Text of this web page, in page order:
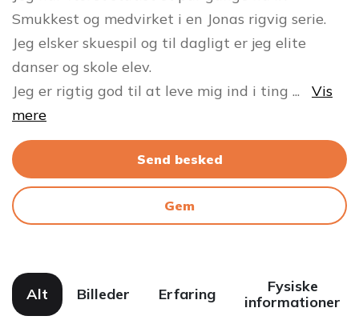
Smukkest og medvirket i en Jonas rigvig serie.
Jeg elsker skuespil og til dagligt er jeg elite
danser og skole elev.
Jeg er rigtig god til at leve mig ind i ting ...
Vis
mere
Send besked
Gem
Alt Billeder Erfaring
Fysiske
informationer